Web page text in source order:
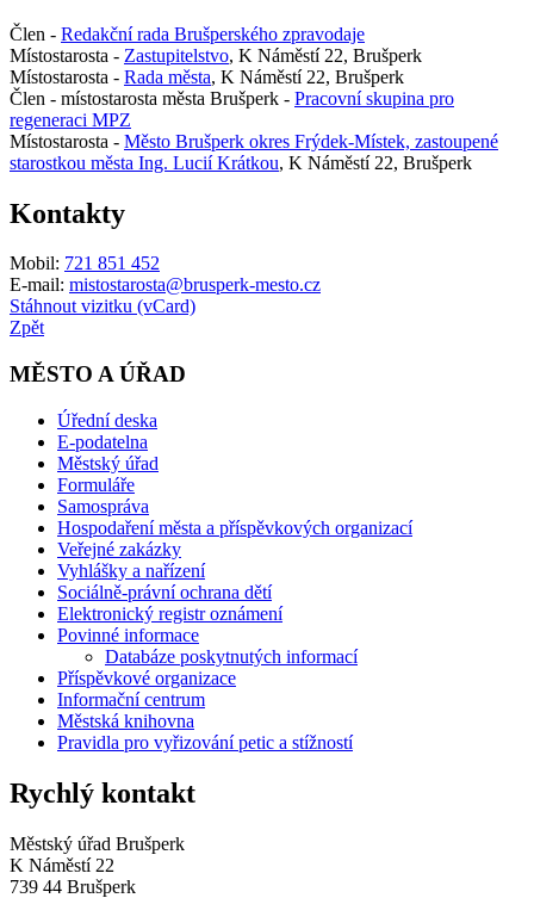
Člen - Redakční rada Brušperského zpravodaje
Místostarosta - Zastupitelstvo, K Náměstí 22, Brušperk
Místostarosta - Rada města, K Náměstí 22, Brušperk
Člen - místostarosta města Brušperk - Pracovní skupina pro
regeneraci MPZ
Místostarosta - Město Brušperk okres Frýdek-Místek, zastoupené
starostkou města Ing. Lucií Krátkou, K Náměstí 22, Brušperk
Kontakty
Mobil: 721 851 452
E-mail: mistostarosta@brusperk-mesto.cz
Stáhnout vizitku (vCard)
Zpět
MĚSTO A ÚŘAD
Úřední deska
E-podatelna
Městský úřad
Formuláře
Samospráva
Hospodaření města a příspěvkových organizací
Veřejné zakázky
Vyhlášky a nařízení
Sociálně-právní ochrana dětí
Elektronický registr oznámení
Povinné informace
Databáze poskytnutých informací
Příspěvkové organizace
Informační centrum
Městská knihovna
Pravidla pro vyřizování petic a stížností
Rychlý kontakt
Městský úřad Brušperk
K Náměstí 22
739 44 Brušperk